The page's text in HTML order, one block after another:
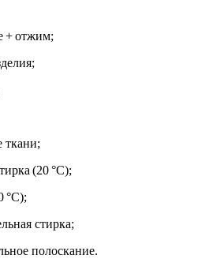
+ отжим;
ткани;
(20 °C);
°C);
стирка;
полоскание.